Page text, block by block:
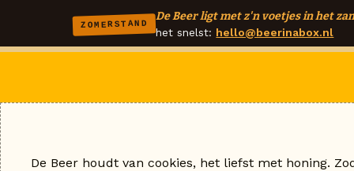
ZOMERSTAND
De Beer ligt met z'n voetjes in het
het snelst: hello@beerinabox.nl
De Beer houdt van cookies, het liefst met honing.